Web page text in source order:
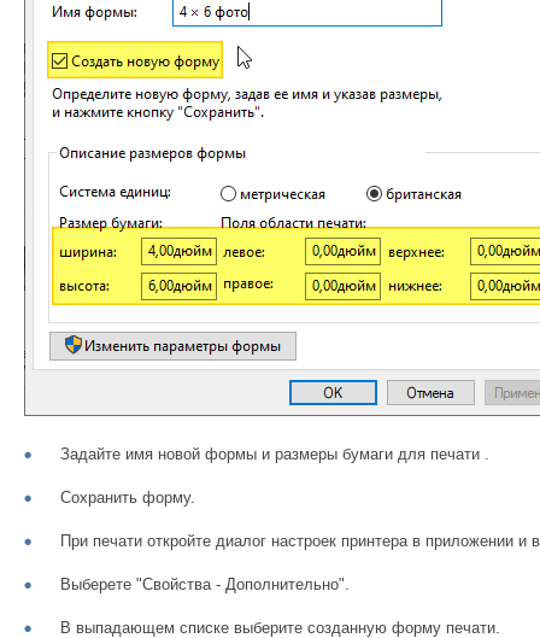
Задайте имя новой формы и размеры бумаги для печати .
Сохранить форму.
При печати откройте диалог настроек принтера в приложении и
Выберете "Свойства - Дополнительно".
В выпадающем списке выберите созданную форму печати.